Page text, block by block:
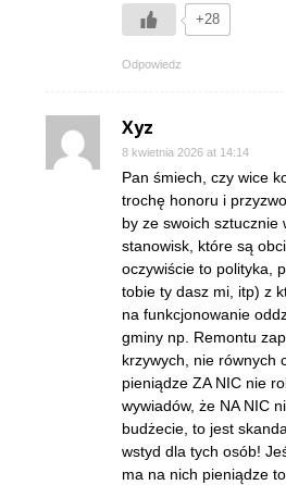
+28
Odpowiedz
Xyz
8 kwietnia 2026 at 14:14
Pan śmiech, czy wice
trochę honoru i
by ze swoich sztucznie
stanowisk, które są
oczywiście to polityka,
tobie ty dasz mi, itp) z
na funkcjonowanie
gminy np. Remontu
krzywych, nie równych
pieniądze ZA NIC nie
wywiadów, że NA NIC
budżecie, to jest
wstyd dla tych osób!
ma na nich pieniądze